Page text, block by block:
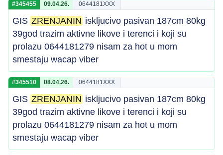
#345455 09.04.26. 0644181XXX
GIS ZRENJANIN iskljucivo pasivan 187cm 80kg
39god trazim aktivne likove i terenci i koji su
prolazu 0644181279 nisam za hot u mom
smestaju wacap viber
#345510 08.04.26. 0644181XXX
GIS ZRENJANIN iskljucivo pasivan 187cm 80kg
39god trazim aktivne likove i terenci i koji su
prolazu 0644181279 nisam za hot u mom
smestaju wacap viber